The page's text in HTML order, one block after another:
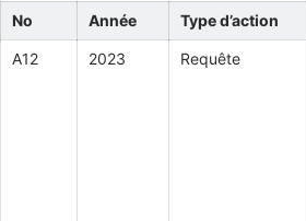
No Année Type d’action
A12 2023 Requête